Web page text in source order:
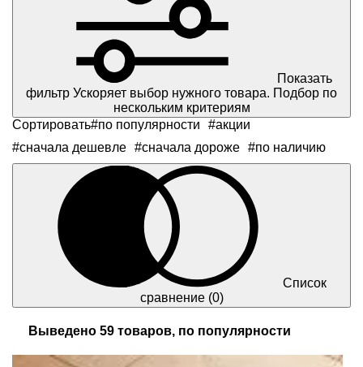
Показать
фильтр Ускоряет выбор нужного товара. Подбор по
нескольким критериям
Сортировать#по популярности
#акции
#сначала дешевле #сначала дороже #по наличию
сравнение (0)
Выведено 59 товаров, по популярности